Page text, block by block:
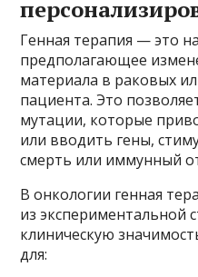
Генная терапия — это
предполагающее
материала в раковых
пациента. Это
мутации, которые
или вводить гены,
смерть или иммунный
В онкологии генная
из экспериментальной
клиническую
для: